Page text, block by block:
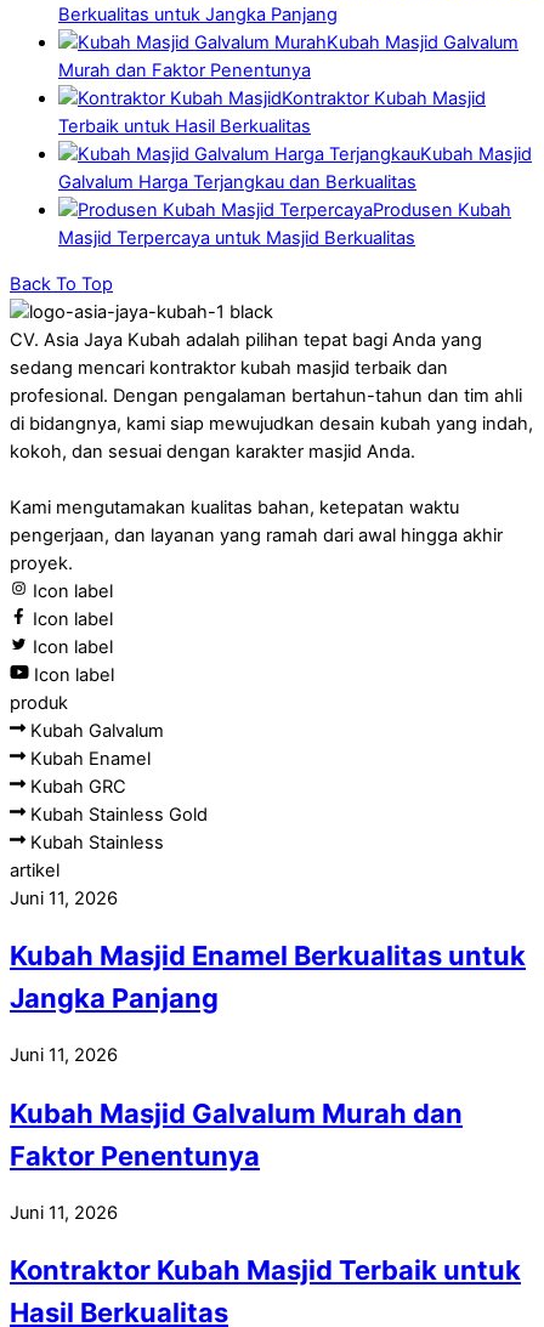
Berkualitas untuk Jangka Panjang
Kubah Masjid Galvalum
Murah dan Faktor Penentunya
Kontraktor Kubah Masjid
Terbaik untuk Hasil Berkualitas
Kubah Masjid
Galvalum Harga Terjangkau dan Berkualitas
Produsen Kubah
Masjid Terpercaya untuk Masjid Berkualitas
Back To Top
CV. Asia Jaya Kubah adalah pilihan tepat bagi Anda yang
sedang mencari kontraktor kubah masjid terbaik dan
profesional. Dengan pengalaman bertahun-tahun dan tim ahli
di bidangnya, kami siap mewujudkan desain kubah yang indah,
kokoh, dan sesuai dengan karakter masjid Anda.
Kami mengutamakan kualitas bahan, ketepatan waktu
pengerjaan, dan layanan yang ramah dari awal hingga akhir
proyek.
Icon label
Icon label
Icon label
Icon label
produk
Kubah Galvalum
Kubah Enamel
Kubah GRC
Kubah Stainless Gold
Kubah Stainless
artikel
Juni 11, 2026
Kubah Masjid Enamel Berkualitas untuk
Jangka Panjang
Juni 11, 2026
Kubah Masjid Galvalum Murah dan
Faktor Penentunya
Juni 11, 2026
Kontraktor Kubah Masjid Terbaik untuk
Hasil Berkualitas